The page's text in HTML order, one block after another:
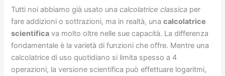
Tutti noi abbiamo già usato unacalcolatrice classica per
fare addizioni o sottrazioni, ma in realtà, unacalcolatrice
scientifica va molto oltre nelle sue capacità. La differenza
fondamentale è la varietà di funzioni che offre. Mentre una
calcolatrice di uso quotidiano si limita spesso a 4
operazioni, la versione scientifica può effettuare logaritmi,